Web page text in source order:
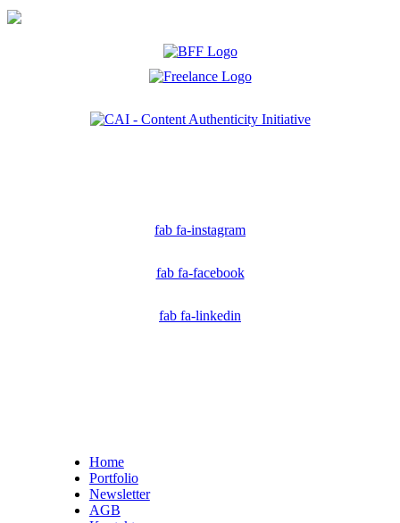
fab fa-instagram
fab fa-facebook
fab fa-linkedin
Home
Portfolio
Newsletter
AGB